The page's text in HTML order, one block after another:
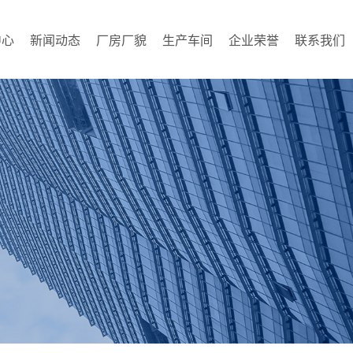
新闻动态 厂房厂貌 生产车间 企业荣誉 联系我们